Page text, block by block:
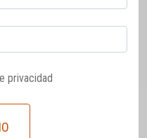
privacidad